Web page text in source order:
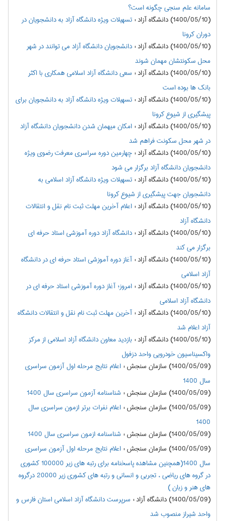
سامانه علم سنجی چگونه است؟
(1400/05/10) دانشگاه آزاد
:تسهیلات ویژه دانشگاه آزاد به دانشجویان در
دوران کرونا
(1400/05/10) دانشگاه آزاد
:دانشجویان دانشگاه آزاد می توانند در شهر
محل سکونتشان مهمان شوند
(1400/05/10) دانشگاه آزاد
: سعی دانشگاه آزاد اسلامی همکاری با اکثر
بانک ها بوده است
(1400/05/10) دانشگاه آزاد
:تسهیلات ویژه دانشگاه آزاد به دانشجویان برای
پیشگیری از شیوع کرونا
(1400/05/10) دانشگاه آزاد
:امکان میهمان شدن دانشجویان دانشگاه آزاد
در شهر محل سکونت فراهم شد
(1400/05/10) دانشگاه آزاد
:چهارمین دوره سراسری معرفت رضوی ویژه
دانشجویان دانشگاه آزاد برگزار می شود
(1400/05/10) دانشگاه آزاد
:تسهیلات ویژه دانشگاه آزاد اسلامی به
دانشجویان جهت پیشگیری از شیوع کرونا
(1400/05/10) دانشگاه آزاد
:اعلام آخرین مهلت ثبت نام نقل و انتقالات
دانشگاه آزاد
(1400/05/10) دانشگاه آزاد
:دانشگاه آزاد دوره آموزشی استاد حرفه ای
برگزار می کند
(1400/05/10) دانشگاه آزاد
:آغاز دوره آموزشی استاد حرفه ای در دانشگاه
آزاد اسلامی
(1400/05/10) دانشگاه آزاد
:امروز؛ آغاز دوره آموزشی استاد حرفه ای در
دانشگاه آزاد اسلامی
(1400/05/10) دانشگاه آزاد
:آخرین مهلت ثبت نام نقل و انتقالات دانشگاه
آزاد اعلام شد
(1400/05/10) دانشگاه آزاد
:بازدید معاون دانشگاه آزاد اسلامی از مرکز
واکسیناسیون خودرویی واحد دزفول
(1400/05/09) سازمان سنجش
:اعلام نتايج مرحله اول آزمون سراسري
سال 1400
(1400/05/09) سازمان سنجش
: شناسنامه آزمون سراسری سال 1400
(1400/05/09) سازمان سنجش
:اعلام نفرات برتر ازمون سراسري سال
1400
(1400/05/09) سازمان سنجش
: شناسنامه ازمون سراسري سال 1400
(1400/05/09) سازمان سنجش
:اعلام نتايج مرحله اول آزمون سراسري
سال 1400(همچنین مشاهده پاسخنامه برای رتبه های زیر 100000 کشوری
در گروه های ریاضی ، تجربی و انسانی و رتبه های کشوری زیر 20000 درگروه
های هنر و زبان )
(1400/05/09) دانشگاه آزاد
: سرپرست دانشگاه آزاد اسلامی استان فارس و
واحد شیراز منصوب شد